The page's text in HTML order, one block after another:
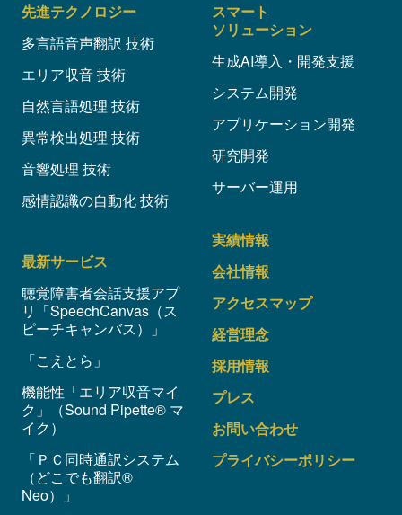
先進テクノロジー
多言語音声翻訳 技術
エリア収音 技術
自然言語処理 技術
異常検出処理 技術
音響処理 技術
感情認識の自動化 技術
スマート
ソリューション
生成AI導入・開発支援
システム開発
アプリケーション開発
研究開発
サーバー運用
最新サービス
聴覚障害者会話支援アプ
リ「SpeechCanvas（ス
ピーチキャンバス）」
「こえとら」
機能性「エリア収音マイ
ク」（Sound Pipette® マ
イク）
「ＰＣ同時通訳システム
（どこでも翻訳®
Neo）」
実績情報
会社情報
アクセスマップ
経営理念
採用情報
プレス
お問い合わせ
プライバシーポリシー